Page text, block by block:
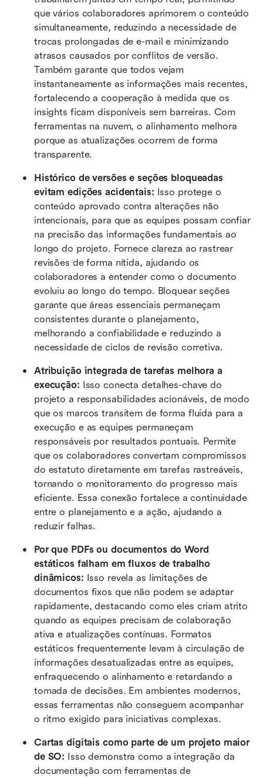
que vários colaboradores aprimorem o conteúdo
simultaneamente, reduzindo a necessidade de
trocas prolongadas de e-mail e minimizando
atrasos causados por conflitos de versão.
Também garante que todos vejam
instantaneamente as informações mais recentes,
fortalecendo a cooperação à medida que os
insights ficam disponíveis sem barreiras. Com
ferramentas na nuvem, o alinhamento melhora
porque as atualizações ocorrem de forma
transparente.
Histórico de versões e seções bloqueadas
evitam edições acidentais: Isso protege o
conteúdo aprovado contra alterações não
intencionais, para que as equipes possam confiar
na precisão das informações fundamentais ao
longo do projeto. Fornece clareza ao rastrear
revisões de forma nítida, ajudando os
colaboradores a entender como o documento
evoluiu ao longo do tempo. Bloquear seções
garante que áreas essenciais permaneçam
consistentes durante o planejamento,
melhorando a confiabilidade e reduzindo a
necessidade de ciclos de revisão corretiva.
Atribuição integrada de tarefas melhora a
execução: Isso conecta detalhes-chave do
projeto a responsabilidades acionáveis, de modo
que os marcos transitem de forma fluida para a
execução e as equipes permaneçam
responsáveis por resultados pontuais. Permite
que os colaboradores convertam compromissos
do estatuto diretamente em tarefas rastreáveis,
tornando o monitoramento do progresso mais
eficiente. Essa conexão fortalece a continuidade
entre o planejamento e a ação, ajudando a
reduzir falhas.
Por que PDFs ou documentos do Word
estáticos falham em fluxos de trabalho
dinâmicos: Isso revela as limitações de
documentos fixos que não podem se adaptar
rapidamente, destacando como eles criam atrito
quando as equipes precisam de colaboração
ativa e atualizações contínuas. Formatos
estáticos frequentemente levam à circulação de
informações desatualizadas entre as equipes,
enfraquecendo o alinhamento e retardando a
tomada de decisões. Em ambientes modernos,
essas ferramentas não conseguem acompanhar
o ritmo exigido para iniciativas complexas.
Cartas digitais como parte de um projeto maior
de SO: Isso demonstra como a integração da
documentação com ferramentas de